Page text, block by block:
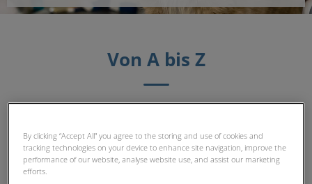
Von A bis Z
Altersvorsorgepaket
By clicking “Accept All” you agree to the storing and use of cookies and
tracking technologies on your device to enhance site navigation, improve the
performance of our website, analyse website use, and assist our marketing
efforts.